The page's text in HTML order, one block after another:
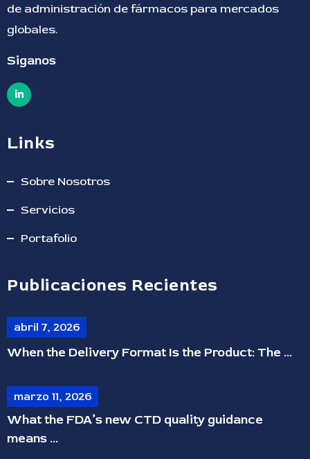
de administración de fármacos para mercados
globales.
Siganos
Links
Sobre Nosotros
Servicios
Portafolio
Publicaciones Recientes
abril 7, 2026
When the Delivery Format Is the Product: The ...
marzo 11, 2026
What the FDA’s new CTD quality guidance
means ...